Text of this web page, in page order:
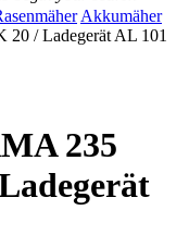
Akkumäher
/ Ladegerät AL 101
235